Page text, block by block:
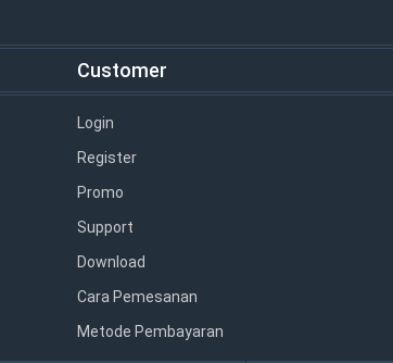
Customer
Login
Register
Promo
Support
Download
Cara Pemesanan
Metode Pembayaran